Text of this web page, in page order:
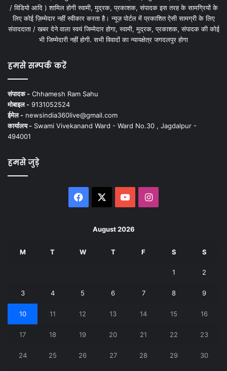
/ विडियो आदि ) शामिल होगी स्वामी, मुद्रक, प्रकाशक, संपादक इस तरह के सामग्रियों के
लिए कोई ज़िम्मेदार नहीं स्वीकार करता है। न्यूज़ पोर्टल में प्रकाशित ऐसी सामग्री के लिए
संवाददाता / खबर देने वाला स्वयं जिम्मेदार होगा, स्वामी, मुद्रक, प्रकाशक, संपादक की कोई
भी जिम्मेदारी नहीं होगी. सभी विवादों का न्यायक्षेत्र जगदलपुर होगा
हमसे सम्पर्क करें
संपादक - Chhamesh Ram Sahu
मोबाइल - 9131052524
ईमेल - newsindia360live@gmail.com
कार्यालय - Swami Vivekanand Ward - Ward No.30 , Jagdalpur -
494001
हमसे जुड़े
Facebook YouTubeInstagram
August 2026
M T W T F S S
1 2
3 4 5 6 7 8 9
10 11 12 13 14 15 16
17 18 19 20 21 22 23
24 25 26 27 28 29 30